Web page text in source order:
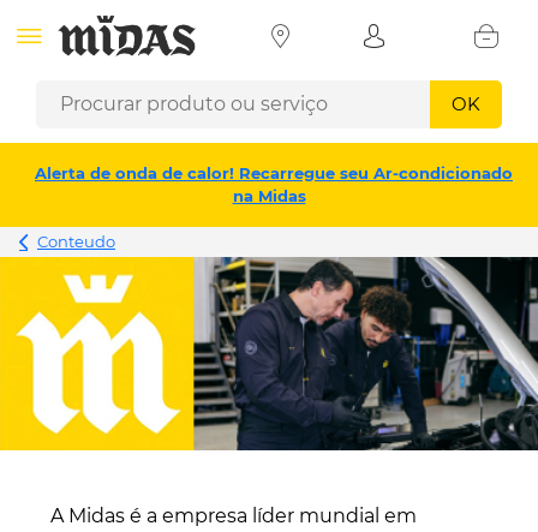
OK
Alerta de onda de calor! Recarregue seu Ar-condicionado
na Midas
Conteudo
A Midas é a empresa líder mundial em